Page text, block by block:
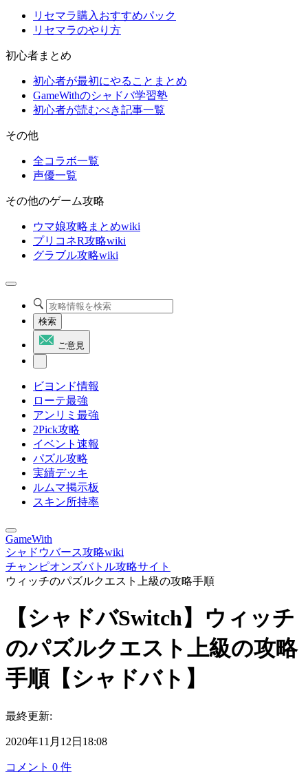
リセマラ購入おすすめパック
リセマラのやり方
初心者まとめ
初心者が最初にやることまとめ
GameWithのシャドバ学習塾
初心者が読むべき記事一覧
その他
全コラボ一覧
声優一覧
その他のゲーム攻略
ウマ娘攻略まとめwiki
プリコネR攻略wiki
グラブル攻略wiki
検索
ご意見
ビヨンド情報
ローテ最強
アンリミ最強
2Pick攻略
イベント速報
パズル攻略
実績デッキ
ルムマ掲示板
スキン所持率
GameWith
シャドウバース攻略wiki
チャンピオンズバトル攻略サイト
ウィッチのパズルクエスト上級の攻略手順
【シャドバSwitch】ウィッチ
のパズルクエスト上級の攻略
手順【シャドバト】
最終更新:
2020年11月12日18:08
コメント 0 件